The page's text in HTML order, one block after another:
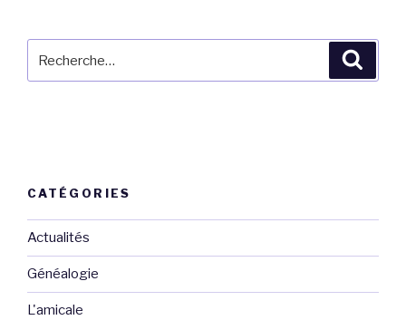
pour
CATÉGORIES
Actualités
Généalogie
L'amicale